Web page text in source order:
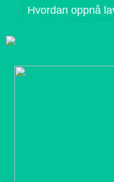
Hvordan oppnå